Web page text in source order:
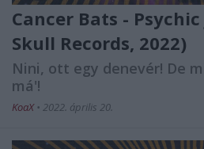
Cancer Bats -
Skull Records, 2022)
Nini, ott egy denevér! De
má'!
KoaX • 2022. április 20.